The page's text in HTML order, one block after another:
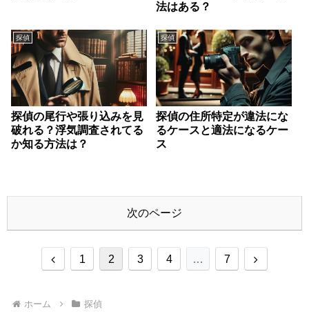
法はある？
探偵
探偵の尾行や張り込みを見
破れる？浮気調査されてる
か知る方法は？
探偵
探偵の住所特定が違法にな
るケースと適法になるケー
ス
次のページ
前
1 2 3 4 … 7
次
ホーム 探偵